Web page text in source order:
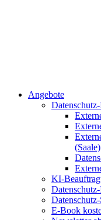
Angebote
(Saale)
KI-
E-Book